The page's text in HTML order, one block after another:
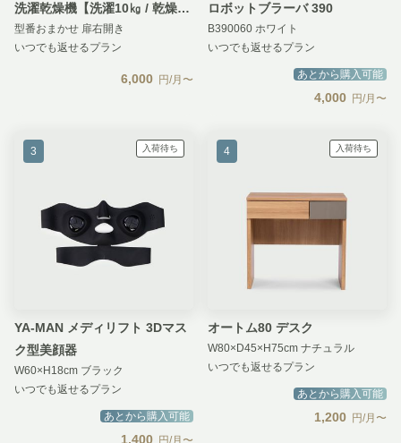
洗濯乾燥機【洗濯10㎏ / 乾燥
6kg】
型番おまかせ 扉右開き
いつでも返せるプラン
6,000 円/月〜
ロボットブラーバ 390
B390060 ホワイト
いつでも返せるプラン
あとから購入可能
4,000 円/月〜
3 入荷待ち
YA-MAN メディリフト 3Dマス
ク型美顔器
W60×H18cm ブラック
いつでも返せるプラン
あとから購入可能
1,400 円/月〜
4 入荷待ち
オートム80 デスク
W80×D45×H75cm ナチュラル
いつでも返せるプラン
あとから購入可能
1,200 円/月〜